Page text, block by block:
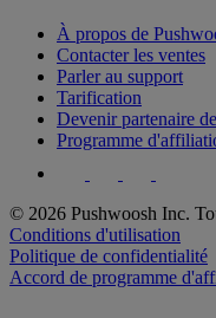
À propos de
Contacter les ventes
Parler au support
Tarification
Devenir partenaire
Programme
© 2026 Pushwoosh Inc.
Conditions d'utilisation
Politique de confidentialité
Accord de programme